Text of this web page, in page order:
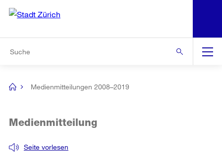
Navigation
[no
Medienmitteilungen 2008–2019
Seite vorlesen
Medienmitteilung